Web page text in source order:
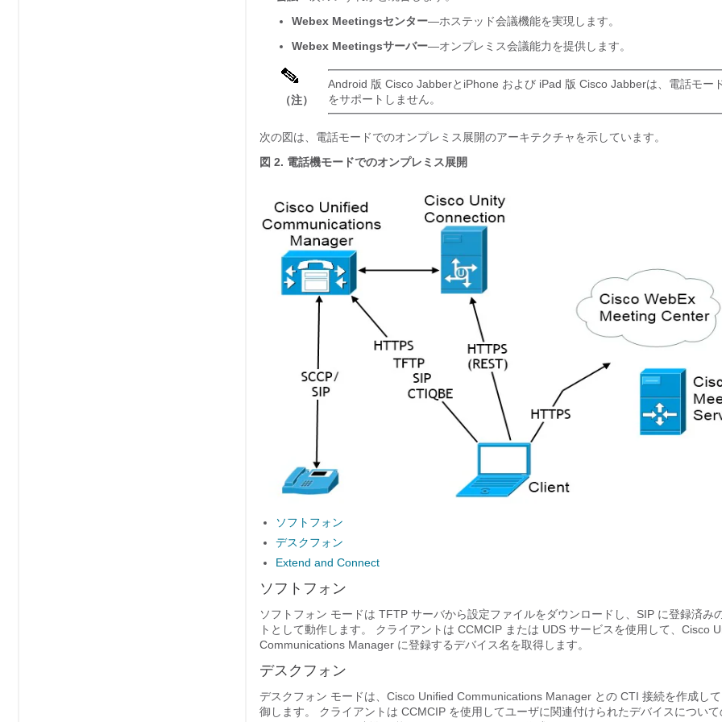
Webex Meetingsセンター—ホステッド会議機能を実現します。
Webex Meetingsサーバー—オンプレミス会議能力を提供します。
（注）
Android 版 Cisco Jabberと iPhone および iPad 版 Cisco Jabberは、電話モー
をサポートしません。
次の図は、電話モードでのオンプレミス展開のアーキテクチャを示しています。
図 2. 電話機モードでのオンプレミス展開
ソフトフォン
デスクフォン
Extend and Connect
ソフトフォン
ソフトフォン モードは TFTP サーバから設定ファイルをダウンロードし、SIP に登録済み
トとして動作します。 クライアントは CCMCIP または UDS サービスを使用して、Cisco
Communications Manager に登録するデバイス名を取得します。
デスクフォン
デスクフォン モードは、Cisco Unified Communications Manager との CTI 接続を作成し
御します。 クライアントは CCMCIP を使用してユーザに関連付けられたデバイスについ